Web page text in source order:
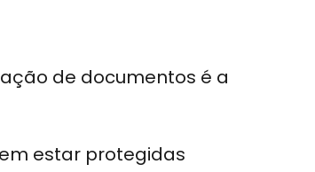
de documentos é a
estar protegidas